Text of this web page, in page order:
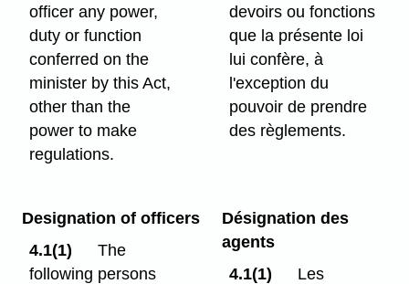
officer any power,
duty or function
conferred on the
minister by this Act,
other than the
power to make
regulations.
devoirs ou fonctions
que la présente loi
lui confère, à
l'exception du
pouvoir de prendre
des règlements.
Designation of officers
4.1(1)
The
following persons
Désignation des
agents
4.1(1)
Les